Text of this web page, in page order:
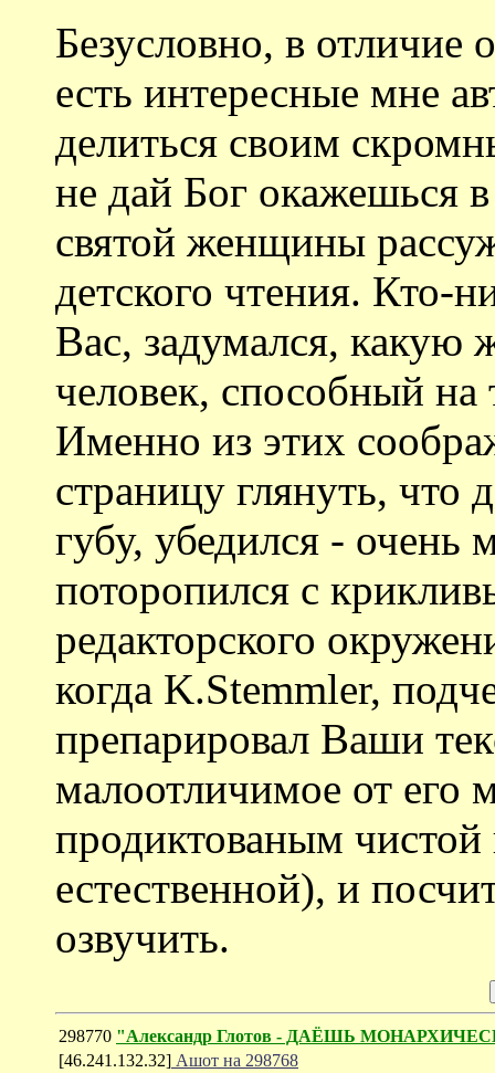
Безусловно, в отличие
есть интересные мне
делиться своим
не дай Бог окажешься
святой женщины
детского чтения. Кто-
Вас, задумался, какую
человек, способный на
Именно из этих
страницу глянуть, что
губу, убедился - очень
поторопился с
редакторского
когда K.Stemmler,
препарировал Ваши
малоотличимое от его
продиктованым
естественной), и
озвучить.
298770 "Александр Глотов - ДАЁШЬ
[46.241.132.32] Ашот на 298768